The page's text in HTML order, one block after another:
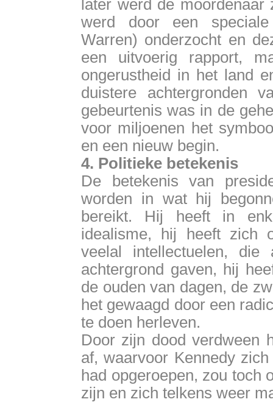
later werd de
werd door een speciale
Warren) onderzocht en
een uitvoerig rapport,
ongerustheid in het land
duistere achtergronden
gebeurtenis was in de
voor miljoenen het
en een nieuw begin.
4. Politieke betekenis
De betekenis van
worden in wat hij
bereikt. Hij heeft in
idealisme, hij heeft zich
veelal intellectuelen,
achtergrond gaven, hij
de ouden van dagen, de
het gewaagd door een
te doen herleven.
Door zijn dood verdween
af, waarvoor Kennedy
had opgeroepen, zou toch
zijn en zich telkens weer